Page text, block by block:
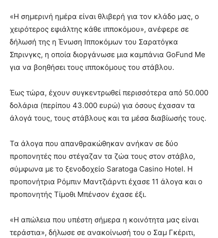
«Η σημερινή ημέρα είναι θλιβερή για τον κλάδο μας, ο
χειρότερος εφιάλτης κάθε ιπποκόμου», ανέφερε σε
δήλωσή της η Ένωση Ιπποκόμων του Σαρατόγκα
Σπρινγκς, η οποία διοργάνωσε μια καμπάνια GoFund Me
για να βοηθήσει τους ιπποκόμους του στάβλου.
Έως τώρα, έχουν συγκεντρωθεί περισσότερα από 50.000
δολάρια (περίπου 43.000 ευρώ) για όσους έχασαν τα
άλογά τους, τους στάβλους και τα μέσα διαβίωσής τους.
Τα άλογα που απανθρακώθηκαν ανήκαν σε δύο
προπονητές που στέγαζαν τα ζώα τους στον στάβλο,
σύμφωνα με το ξενοδοχείο Saratoga Casino Hotel. Η
προπονήτρια Ρόμπιν Μαντζιάρντι έχασε 11 άλογα και ο
προπονητής Τίμοθι Μπένσον έχασε έξι.
«Η απώλεια που υπέστη σήμερα η κοινότητα μας είναι
τεράστια», δήλωσε σε ανακοίνωσή του ο Σαμ Γκέριτι,